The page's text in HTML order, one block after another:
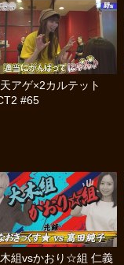
アゲ×2カルテット
#65
組vsかおり☆組 仁義